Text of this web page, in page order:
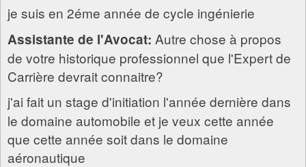
je suis en 2éme année de cycle ingénierie
Assistante de l'Avocat: Autre chose à propos
de votre historique professionnel que l'Expert de
Carrière devrait connaitre?
j'ai fait un stage d'initiation l'année dernière dans
le domaine automobile et je veux cette année
que cette année soit dans le domaine
aéronautique